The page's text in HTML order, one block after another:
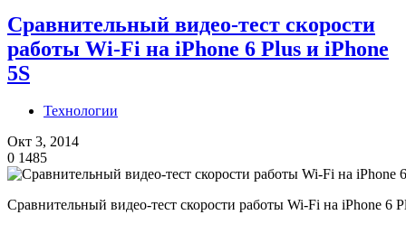
Сравнительный видео-тест скорости
работы Wi-Fi на iPhone 6 Plus и iPhone
5S
Технологии
Окт 3, 2014
0 1485
Сравнительный видео-тест скорости работы Wi-Fi на iPhone 6